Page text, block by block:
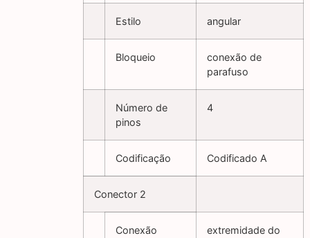
Estilo angular
Bloqueio
conexão de
parafuso
Número de
pinos
4
Codificação Codificado A
Conector 2
Conexão
extremidade do